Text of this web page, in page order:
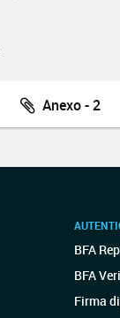
Anexo - 2
BFA
BFA
Firma